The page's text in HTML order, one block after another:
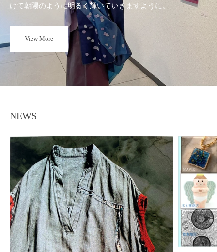
けて朝陽のように明るく輝いていきますように。
View More
NEWS